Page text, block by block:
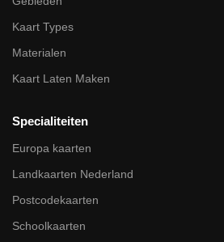
Kaart Types
Materialen
Kaart Laten Maken
Specialiteiten
Europa kaarten
Landkaarten Nederland
Postcodekaarten
Schoolkaarten